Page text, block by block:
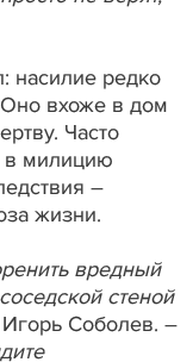
насилие редко
вхоже в дом
Часто
в милицию
–
жизни.
вредный
стеной
Соболев. –